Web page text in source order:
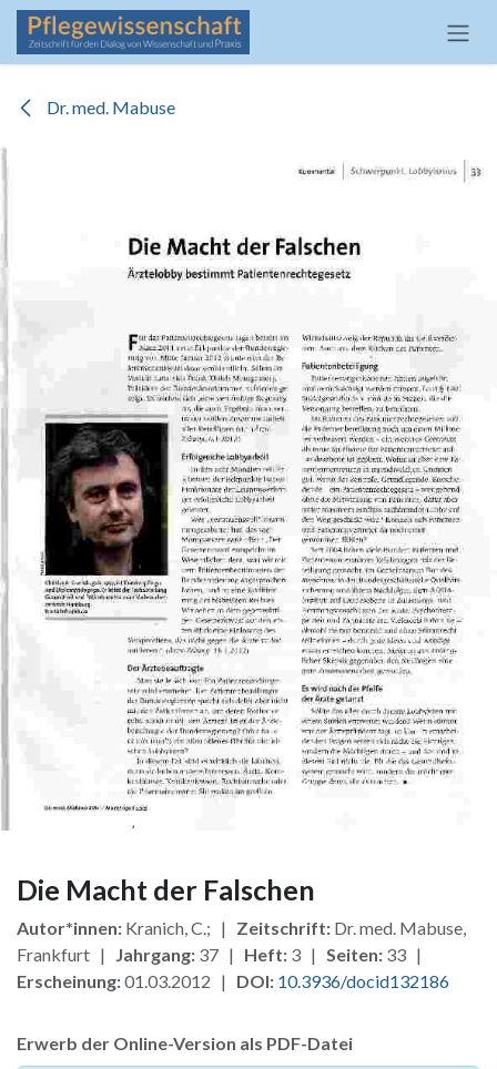
Zum Inhalt springen
Dr. med. Mabuse
Die Macht der Falschen
Autor*innen: Kranich, C.; | Zeitschrift: Dr. med. Mabuse,
Frankfurt |
Jahrgang: 37 | Heft: 3 | Seiten: 33 |
Erscheinung:01.03.2012 | DOI: 10.3936/docid132186
Erwerb der Online-Version als PDF-Datei